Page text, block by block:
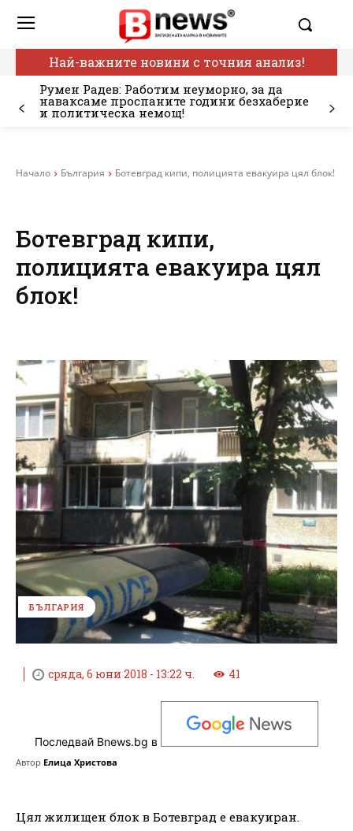
Най-важните новини с точния анализ!
Румен Радев: Работим неуморно, за да
наваксаме проспаните години безхаберие
и политическа немощ!
Начало България Ботевград кипи, полицията евакуира цял блок!
Ботевград кипи,
полицията евакуира цял
блок!
БЪЛГАРИЯ
сряда, 6 юни 2018 - 13:22 ч. 41
Последвай Bnews.bg в
Автор Елица Христова
Цял жилищен блок в Ботевград е евакуиран.